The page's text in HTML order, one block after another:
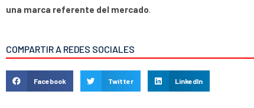
una marca referente del mercado.
COMPARTIR A REDES SOCIALES
Facebook Twitter LinkedIn